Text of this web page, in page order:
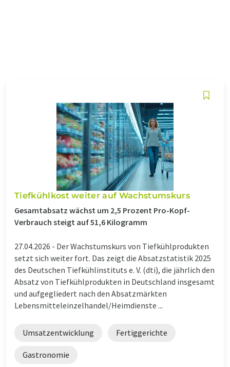
Tiefkühlkost weiter auf Wachstumskurs
Gesamtabsatz wächst um 2,5 Prozent Pro-Kopf-
Verbrauch steigt auf 51,6 Kilogramm
27.04.2026 - Der Wachstumskurs von Tiefkühlprodukten
setzt sich weiter fort. Das zeigt die Absatzstatistik 2025
des Deutschen Tiefkühlinstituts e. V. (dti), die jährlich den
Absatz von Tiefkühlprodukten in Deutschland insgesamt
und aufgegliedert nach den Absatzmärkten
Lebensmitteleinzelhandel/Heimdienste ...
Umsatzentwicklung Fertiggerichte
Gastronomie